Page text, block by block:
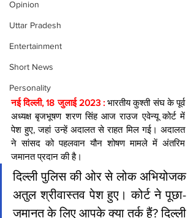
Opinion
Uttar Pradesh
Entertainment
Short News
Personality
नई दिल्ली, 18 जुलाई 2023 : भारतीय कुश्ती संघ के पूर्व
अध्यक्ष बृजभूषण शरण सिंह आज राउज एवेन्यू कोर्ट में
पेश हुए, जहां उन्हें अदालत से राहत मिल गई। अदालत
ने सांसद को पहलवान यौन शोषण मामले में अंतरिम
जमानत प्रदान की है।
दिल्ली पुलिस की ओर से लोक अभियोजक
अतुल श्रीवास्तव पेश हुए। कोर्ट ने पूछा-
जमानत के लिए आपके क्या तर्क हैं? दिल्ली